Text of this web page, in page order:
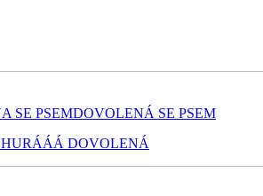
DOVOLENÁ SE PSEM
HURÁÁÁ DOVOLENÁ